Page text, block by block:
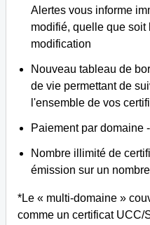
Alertes vous informe
modifié, quelle que
modification
Nouveau tableau de
de vie permettant de
l'ensemble de vos
Paiement par domaine
Nombre illimité de
émission sur un
*Le « multi-domaine »
comme un certificat UCC/